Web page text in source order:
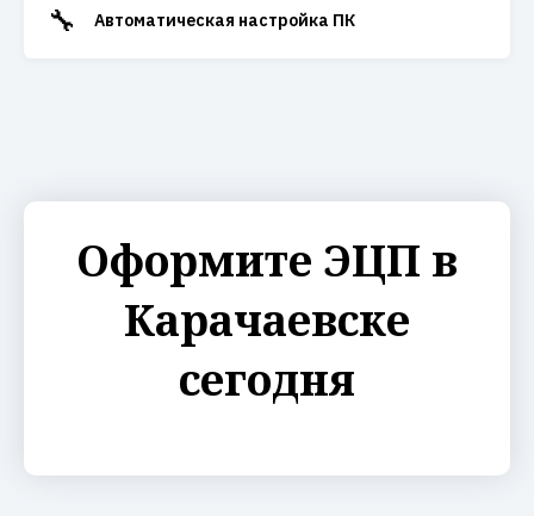
🔧 Автоматическая настройка ПК
Оформите ЭЦП в
Карачаевске
сегодня